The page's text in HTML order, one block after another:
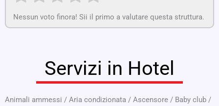
Nessun voto finora! Sii il primo a valutare questa struttura.
Servizi in Hotel
Animali ammessi / Aria condizionata / Ascensore / Baby club /